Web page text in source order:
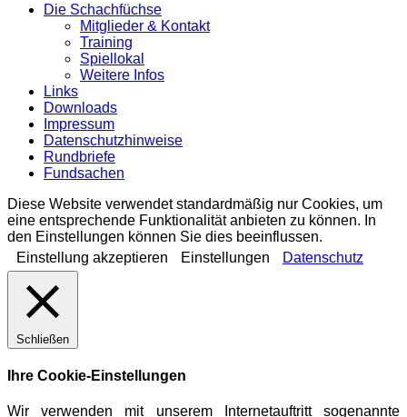
Die Schachfüchse
Mitglieder & Kontakt
Training
Spiellokal
Weitere Infos
Links
Downloads
Impressum
Datenschutzhinweise
Rundbriefe
Fundsachen
Diese Website verwendet standardmäßig nur Cookies, um
eine entsprechende Funktionalität anbieten zu können. In
den Einstellungen können Sie dies beeinflussen.
Einstellung akzeptieren
Einstellungen Datenschutz
Schließen
Ihre Cookie-Einstellungen
Wir verwenden mit unserem Internetauftritt sogenannte